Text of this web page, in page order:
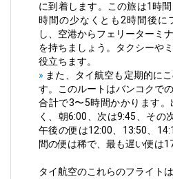
に到着します。この旅は1時
時間の少なくとも2時間後に
し、空港からフェリーターミ
を持ちましょう。タクシーや
役立ちます。
» また、 タイ航空も定期的に
す。このルートはバンコクで
合計で3〜5時間かかります
く、朝6:00、次は9:45、その
午後の便は12:00、13:50、
間の便は稀で、最も遅い便は
タイ航空のこれらのフライト